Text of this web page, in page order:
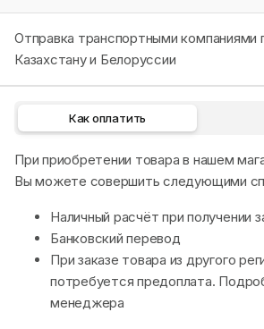
Отправка транспортными компаниями
Казахстану и Белоруссии
Как оплатить
При приобретении товара в нашем
Вы можете совершить следующими
Наличный расчёт при получении
Банковский перевод
При заказе товара из другого
потребуется предоплата.
менеджера